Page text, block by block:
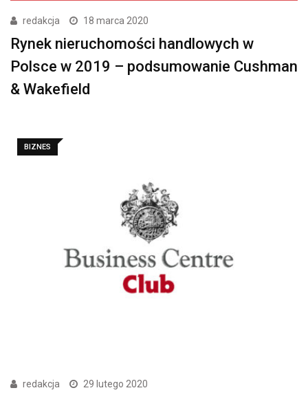
redakcja 18 marca 2020
Rynek nieruchomości handlowych w
Polsce w 2019 – podsumowanie Cushman
& Wakefield
BIZNES
redakcja 29 lutego 2020